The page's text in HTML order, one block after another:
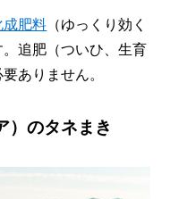
成肥料 （ゆっくり効く
追肥（ついひ、生育
ありません。
）のタネまき